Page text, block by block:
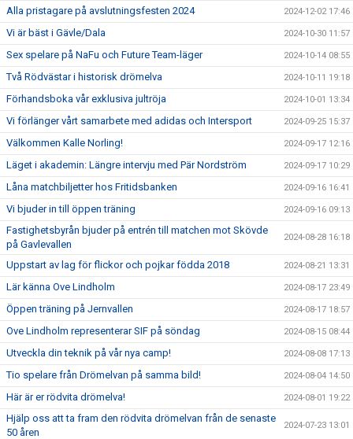
Alla pristagare på avslutningsfesten 2024 2024-12-02 17:46
Vi är bäst i Gävle/Dala 2024-10-30 11:57
Sex spelare på NaFu och Future Team-läger 2024-10-14 08:55
Två Rödvästar i historisk drömelva 2024-10-11 19:18
Förhandsboka vår exklusiva jultröja 2024-10-01 13:34
Vi förlänger vårt samarbete med adidas och Intersport 2024-09-25 15:37
Välkommen Kalle Norling! 2024-09-17 12:16
Läget i akademin: Längre intervju med Pär Nordström 2024-09-17 10:29
Låna matchbiljetter hos Fritidsbanken 2024-09-16 16:41
Vi bjuder in till öppen träning 2024-09-16 09:13
Fastighetsbyrån bjuder på entrén till matchen mot Skövde
på Gavlevallen
2024-08-28 16:18
Uppstart av lag för flickor och pojkar födda 2018 2024-08-21 13:31
Lär känna Ove Lindholm 2024-08-17 23:49
Öppen träning på Jernvallen 2024-08-17 18:57
Ove Lindholm representerar SIF på söndag 2024-08-15 08:44
Utveckla din teknik på vår nya camp! 2024-08-08 17:13
Tio spelare från Drömelvan på samma bild! 2024-08-04 14:50
Här är er rödvita drömelva! 2024-08-01 19:22
Hjälp oss att ta fram den rödvita drömelvan från de senaste
50 åren
2024-07-23 13:01